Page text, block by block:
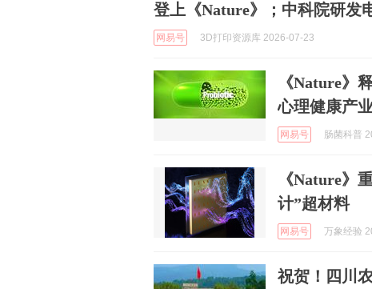
登上《Nature》；中科院研发
网易号 3D打印资源库 2026-07-23
《Nature》
心理健康产
网易号 肠菌科普
《Nature》
计”超材料
网易号 万象经验
祝贺！四川